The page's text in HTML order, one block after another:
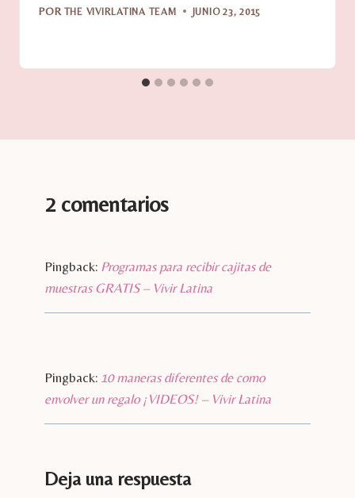
POR THE VIVIRLATINA TEAM JUNIO 23, 2015
2 comentarios
Pingback: Programas para recibir cajitas de
muestras GRATIS – Vivir Latina
Pingback: 10 maneras diferentes de como
envolver un regalo ¡VIDEOS! – Vivir Latina
Deja una respuesta